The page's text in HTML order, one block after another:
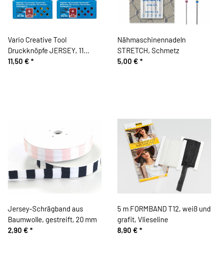
Vario Creative Tool
Druckknöpfe JERSEY, 11
Farben in 12 mm, Prym
11,50 € *
Nähmaschinennadeln
STRETCH, Schmetz
5,00 € *
Jersey-Schrägband aus
Baumwolle, gestreift, 20 mm
2,90 € *
5 m FORMBAND T12, weiß und
grafit, Vlieseline
8,90 € *